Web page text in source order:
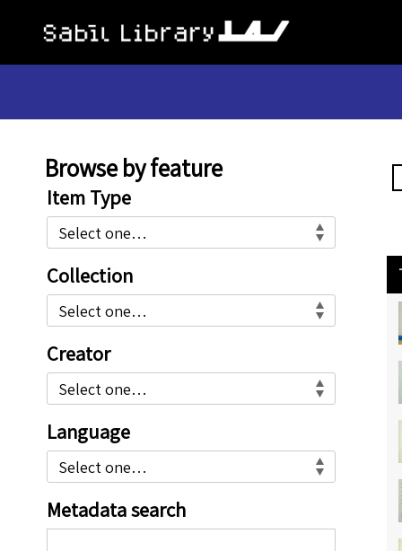
This
is
a
dialog
window
which
overlays
the
content
the
page.
The
modal
begins
with
a
Browse by feature
Item Type
Collection
Creator
Language
Metadata search